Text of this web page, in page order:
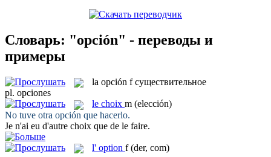
Словарь: "opción" - переводы и
примеры
la opción f существительное
pl. opciones
le choix m (elección)
No tuve otra opción que hacerlo.
Je n'ai eu d'autre choix que de le faire.
l' option f (der, com)